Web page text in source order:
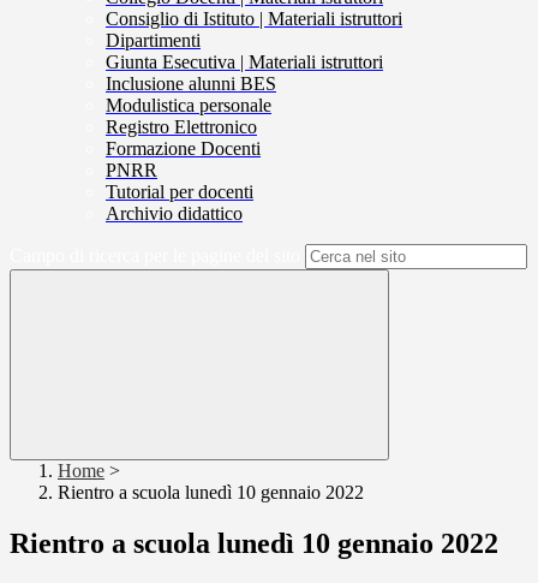
Consiglio di Istituto | Materiali istruttori
Dipartimenti
Giunta Esecutiva | Materiali istruttori
Inclusione alunni BES
Modulistica personale
Registro Elettronico
Formazione Docenti
PNRR
Tutorial per docenti
Archivio didattico
Home >
Rientro a scuola lunedì 10 gennaio 2022
Rientro a scuola lunedì 10 gennaio 2022